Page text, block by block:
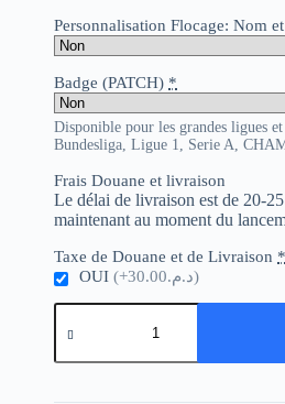
Badge (PATCH) *
Disponible pour les grandes ligues
Bundesliga, Ligue 1, Serie A,
Frais Douane et livraison
Le délai de livraison est de 20-
maintenant au moment du
Taxe de Douane et de Livraison *
OUI
(+د.م.30.00)
quantité
de
F1